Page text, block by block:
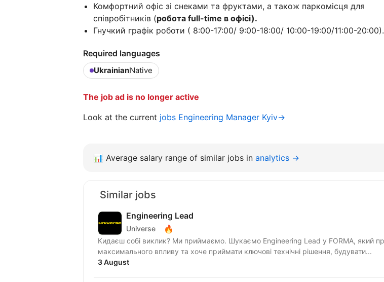
Комфортний офіс зі снеками та фруктами, а також паркомісця для
співробітників (робота full-time в офісі).
Гнучкий графік роботи ( 8:00-17:00/ 9:00-18:00/ 10:00-19:00/11:00-20:00).
Required languages
UkrainianNative
The job ad is no longer active
Look at the current jobs Engineering Manager Kyiv→
📊 Average salary range of similar jobs in analytics →
Similar jobs
Engineering Lead
Universe 🔥
Кидаєш собі виклик? Ми приймаємо. Шукаємо Engineering Lead у FORMA, який прагне
максимального впливу та хоче приймати ключові технічні рішення, будувати...
3 August